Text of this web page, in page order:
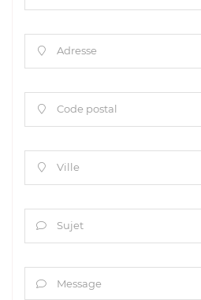
 Adresse
 Code postal
 Ville
 Sujet
 Message